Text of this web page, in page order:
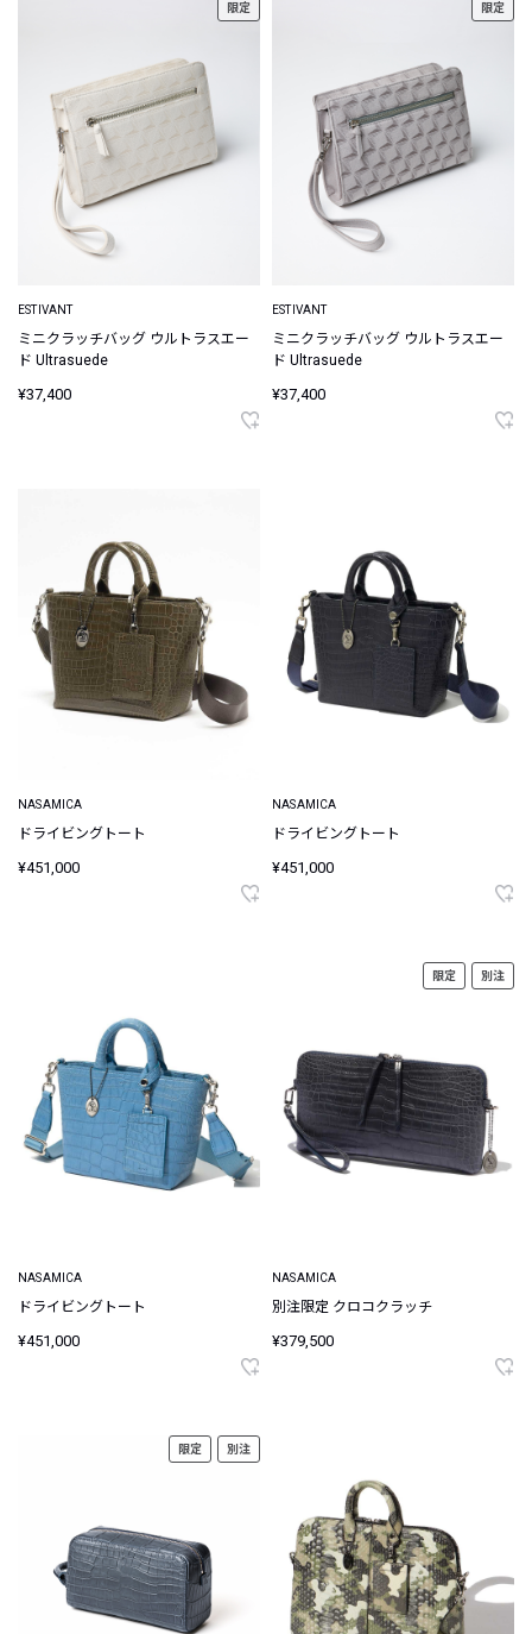
限定
ESTIVANT
ミニクラッチバッグ ウルトラスエー
ド Ultrasuede
¥37,400
限定
ESTIVANT
ミニクラッチバッグ ウルトラスエー
ド Ultrasuede
¥37,400
NASAMICA
ドライビングトート
¥451,000
NASAMICA
ドライビングトート
¥451,000
NASAMICA
ドライビングトート
¥451,000
限定 別注
NASAMICA
別注限定 クロコクラッチ
¥379,500
限定 別注